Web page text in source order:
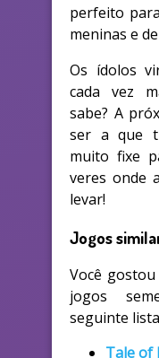
perfeito
meninas e
Os ídolos
cada vez
sabe? A
ser a que
muito fixe
veres onde
levar!
Jogos
Você
jogos
seguinte
Tale of